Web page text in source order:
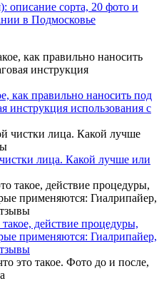
описание сорта, 20 фото и
в Подмосковье
как правильно наносить под
инструкция использования с
чистки лица. Какой лучше или
действие процедуры,
применяются: Гиалрипайер,